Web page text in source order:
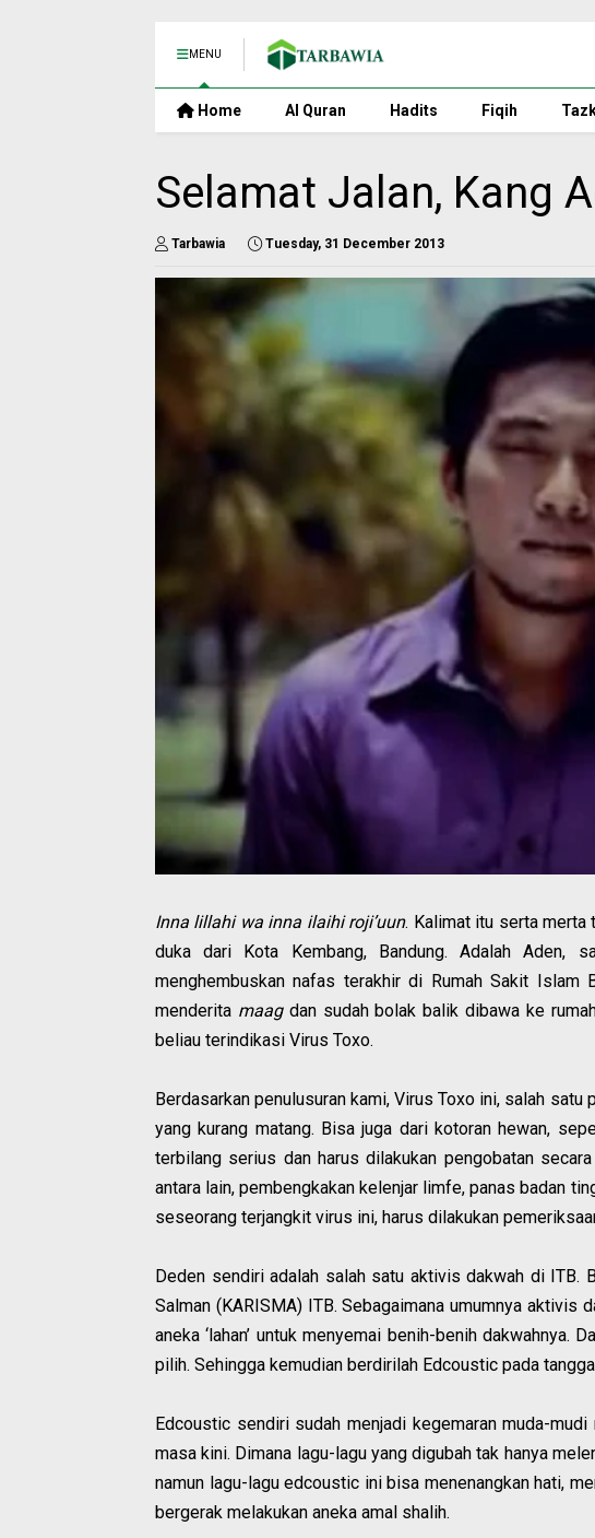
MENU
Home Al Quran Hadits Fiqih
Selamat Jalan, Kang
Tarbawia Tuesday, 31 December 2013
Inna lillahi wa inna ilaihi roji’uun. Kalimat itu serta merta
duka dari Kota Kembang, Bandung. Adalah Aden,
menghembuskan nafas terakhir di Rumah Sakit Islam
menderita maagdan sudah bolak balik dibawa ke
beliau terindikasi Virus Toxo.
Berdasarkan penulusuran kami, Virus Toxo ini, salah
yang kurang matang. Bisa juga dari kotoran hewan,
terbilang serius dan harus dilakukan pengobatan
antara lain, pembengkakan kelenjar limfe, panas badan
seseorang terjangkit virus ini, harus dilakukan
Deden sendiri adalah salah satu aktivis dakwah di ITB.
Salman (KARISMA) ITB. Sebagaimana umumnya aktivis
aneka ‘lahan’ untuk menyemai benih-benih dakwahnya.
pilih. Sehingga kemudian berdirilah Edcoustic pada
Edcoustic sendiri sudah menjadi kegemaran muda-
masa kini. Dimana lagu-lagu yang digubah tak hanya
namun lagu-lagu edcoustic ini bisa menenangkan hati,
bergerak melakukan aneka amal shalih.